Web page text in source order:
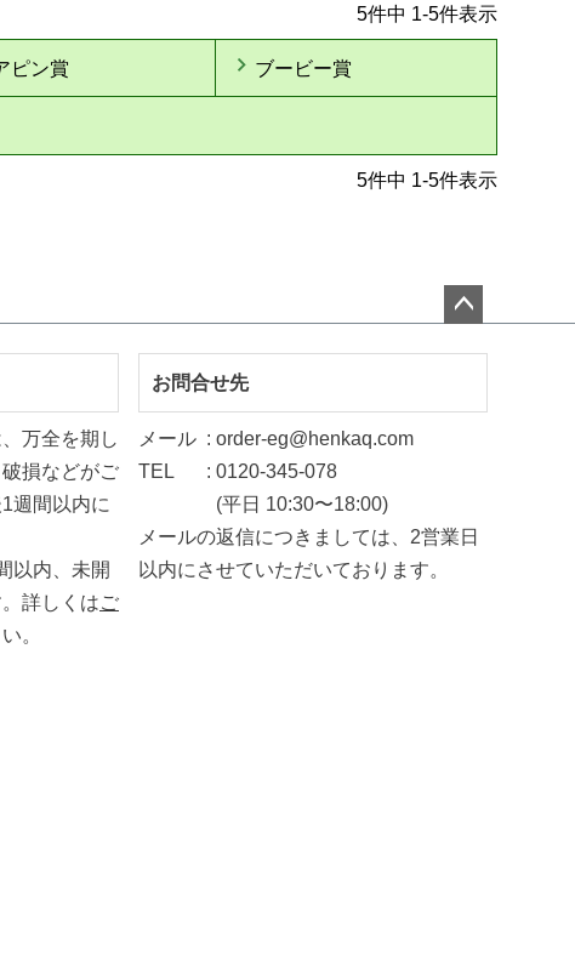
5件中 1-5件表示
ピン賞 ブービー賞
5件中 1-5件表示
ップ
万全を期し
損などがご
週間以内に
以内、未開
詳しくはご
。
お問合せ先
メール
order-eg@henkaq.com
TEL
0120-345-078
(平日 10:30〜18:00)
メールの返信につきましては、2営業日
以内にさせていただいております。